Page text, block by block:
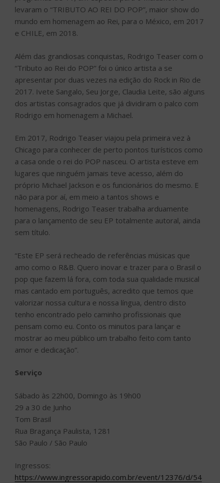
levaram o “TRIBUTO AO REI DO POP”, maior show do
mundo em homenagem ao Rei, para o México, em 2017
e CHILE, em 2018.
Além das grandiosas conquistas, Rodrigo Teaser com o
“Tributo ao Rei do POP” foi o único artista a se
apresentar por duas vezes na edição do Rock in Rio de
2017. Ivete Sangalo, Seu Jorge, Claudia Leite, são alguns
dos artistas consagrados que já dividiram o palco com
Rodrigo em homenagem a Michael.
Em 2017, Rodrigo Teaser viajou pela primeira vez à
Chicago para conhecer de perto pontos turísticos como
a casa onde o rei do POP nasceu. O artista esteve em
lugares que ninguém jamais teve acesso, além do
próprio Michael Jackson e os funcionários do mesmo. E
não para por aí, em meio a tantos shows e
homenagens, Rodrigo Teaser trabalha arduamente
para o lançamento de seu EP totalmente autoral, ainda
sem título.
“Este EP será recheado de referências músicas que
amo como o R&B. Quero inovar e trazer para o Brasil o
pop que fazem lá fora, com toda sua qualidade musical
mas cantado em português, acredito que temos que
valorizar nossa cultura e nossa língua, dentro disto
tenho encontrado pelo caminho profissionais que
pensam como eu. Conto os minutos para lançar e
mostrar ao meu público um trabalho feito com tanto
amor e dedicação”.
Serviço
Sábado às 22h00, Domingo às 19h00
29 a 30 de Junho
Tom Brasil
Rua Bragança Paulista, 1281
São Paulo / São Paulo
Ingressos:
https://www.ingressorapido.com.br/event/12376/d/54